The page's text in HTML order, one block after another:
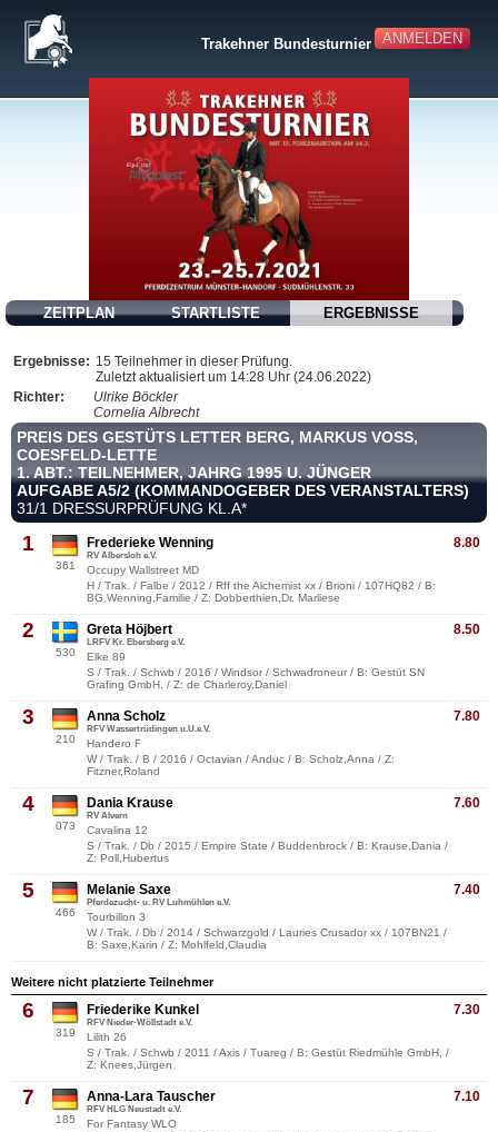
ANMELDEN
Trakehner Bundesturnier
ZEITPLAN STARTLISTE ERGEBNISSE
Ergebnisse: 15 Teilnehmer in dieser Prüfung.
Zuletzt aktualisiert um 14:28 Uhr (24.06.2022)
Richter:
Ulrike Böckler
Cornelia Albrecht
PREIS DES GESTÜTS LETTER BERG, MARKUS VOSS, C
OESFELD-LETTE
1. ABT.: TEILNEHMER, JAHRG 1995 U. JÜNGER
AUFGABE A5/2 (KOMMANDOGEBER DES VERANSTALTERS)
31/1 DRESSURPRÜFUNG KL.A*
1
361
8.80
Frederieke Wenning
RV Albersloh e.V.
Occupy Wallstreet MD
H / Trak. / Falbe / 2012 / Rff the Alchemist xx / Brioni / 107HQ82 / B:
BG Wenning,Familie / Z: Dobberthien,Dr. Marliese
2
530
8.50
Greta Höjbert
LRFV Kr. Ebersberg e.V.
Elke 89
S / Trak. / Schwb / 2016 / Windsor / Schwadroneur / B: Gestüt SN
Grafing GmbH, / Z: de Charleroy,Daniel
3
210
7.80
Anna Scholz
RFV Wassertrüdingen u.U.e.V.
Handero F
W / Trak. / B / 2016 / Octavian / Anduc / B: Scholz,Anna / Z:
Fitzner,Roland
4
073
7.60
Dania Krause
RV Alvern
Cavalina 12
S / Trak. / Db / 2015 / Empire State / Buddenbrock / B: Krause,Dania /
Z: Poll,Hubertus
5
466
7.40
Melanie Saxe
Pferdezucht- u. RV Luhmühlen e.V.
Tourbillon 3
W / Trak. / Db / 2014 / Schwarzgold / Lauries Crusador xx / 107BN21 /
B: Saxe,Karin / Z: Mohlfeld,Claudia
Weitere nicht platzierte Teilnehmer
6
319
7.30
Friederike Kunkel
RFV Nieder-Wöllstadt e.V.
Lilith 26
S / Trak. / Schwb / 2011 / Axis / Tuareg / B: Gestüt Riedmühle GmbH, /
Z: Knees,Jürgen
7
185
7.10
Anna-Lara Tauscher
RFV HLG Neustadt e.V.
For Fantasy WLO